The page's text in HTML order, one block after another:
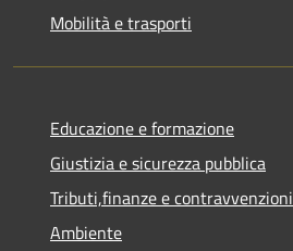
Mobilità e trasporti
Educazione e formazione
Giustizia e sicurezza pubblica
Tributi,finanze e contravvenzioni
Ambiente